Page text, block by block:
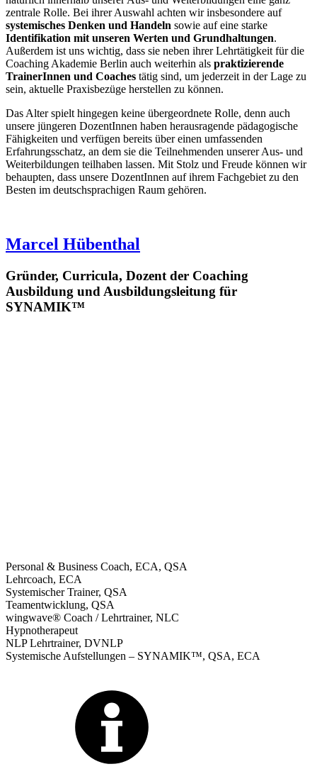
zentrale Rolle. Bei ihrer Auswahl achten wir insbesondere auf
systemisches Denken und Handeln sowie auf eine starke
Identifikation mit unseren Werten und Grundhaltungen.
Außerdem ist uns wichtig, dass sie neben ihrer Lehrtätigkeit für die
Coaching Akademie Berlin auch weiterhin als praktizierende
TrainerInnen und Coaches tätig sind, um jederzeit in der Lage zu
sein, aktuelle Praxisbezüge herstellen zu können.
Das Alter spielt hingegen keine übergeordnete Rolle, denn auch
unsere jüngeren DozentInnen haben herausragende pädagogische
Fähigkeiten und verfügen bereits über einen umfassenden
Erfahrungsschatz, an dem sie die Teilnehmenden unserer Aus- und
Weiterbildungen teilhaben lassen. Mit Stolz und Freude können wir
behaupten, dass unsere DozentInnen auf ihrem Fachgebiet zu den
Besten im deutschsprachigen Raum gehören.
Marcel Hübenthal
Gründer, Curricula, Dozent der Coaching
Ausbildung und Ausbildungsleitung für
SYNAMIK™
Personal & Business Coach, ECA, QSA
Lehrcoach, ECA
Systemischer Trainer, QSA
Teamentwicklung, QSA
wingwave® Coach / Lehrtrainer, NLC
Hypnotherapeut
NLP Lehrtrainer, DVNLP
Systemische Aufstellungen – SYNAMIK™, QSA, ECA